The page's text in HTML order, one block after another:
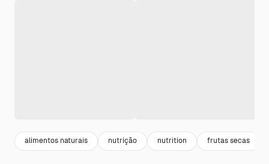
alimentos naturais nutrição nutrition frutas secas